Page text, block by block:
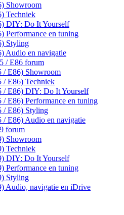
Showroom
Techniek
DIY: Do It Yourself
en tuning
Styling
Audio en navigatie
/ E86 forum
E86) Showroom
E86) Techniek
E86) DIY: Do It Yourself
Performance en tuning
E86) Styling
E86) Audio en navigatie
forum
Showroom
Techniek
DIY: Do It Yourself
en tuning
Styling
navigatie en iDrive